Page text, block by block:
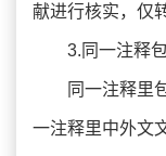
献进行核实，仅
3.同一注释
同一注释里
一注释里中外文